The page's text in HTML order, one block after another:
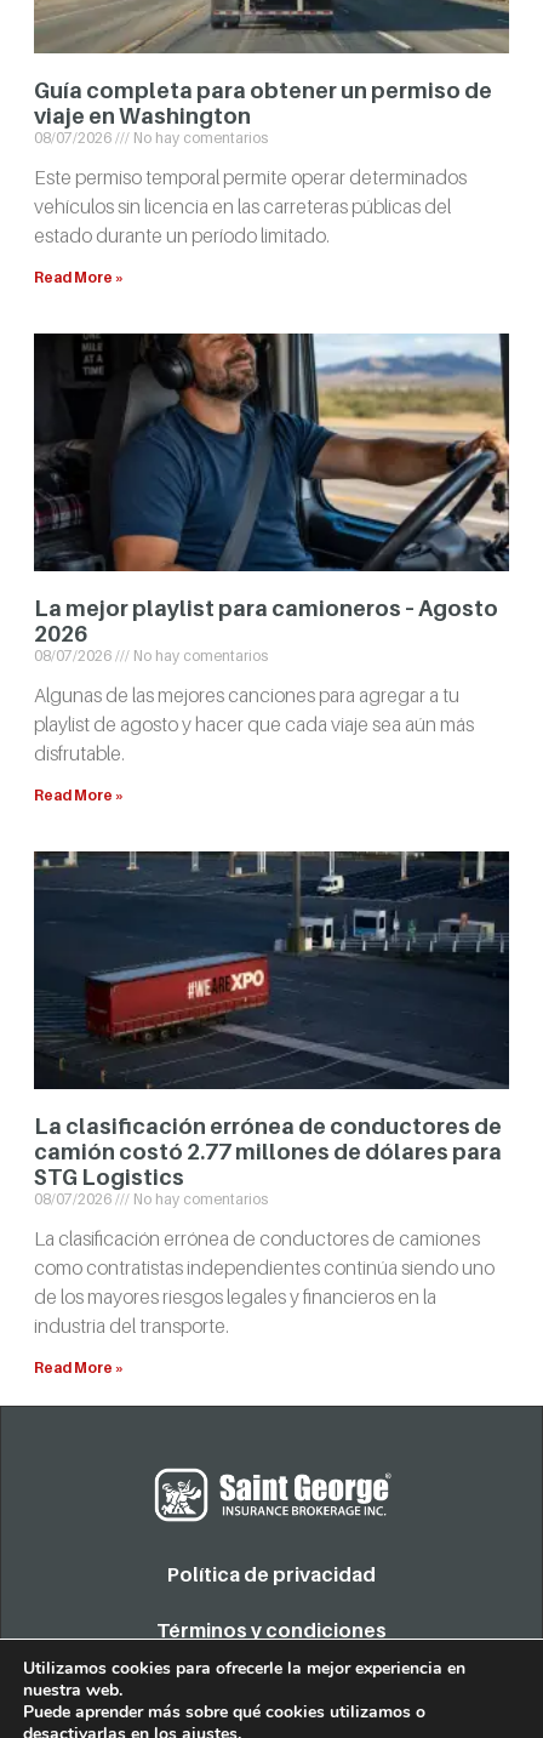
Guía completa para obtener un permiso de
viaje en Washington
08/07/2026 No hay comentarios
Este permiso temporal permite operar determinados
vehículos sin licencia en las carreteras públicas del
estado durante un período limitado.
Read More »
La mejor playlist para camioneros – Agosto
2026
08/07/2026 No hay comentarios
Algunas de las mejores canciones para agregar a tu
playlist de agosto y hacer que cada viaje sea aún más
disfrutable.
Read More »
La clasificación errónea de conductores de
camión costó 2.77 millones de dólares para
STG Logistics
08/07/2026 No hay comentarios
La clasificación errónea de conductores de camiones
como contratistas independientes continúa siendo uno
de los mayores riesgos legales y financieros en la
industria del transporte.
Read More »
Política de privacidad
Términos y condiciones
COPYRIGHT 2022. TODOS LOS DERECHOS RESERVADOS
Utilizamos cookies para ofrecerle la mejor experiencia en
nuestra web.
Puede aprender más sobre qué cookies utilizamos o